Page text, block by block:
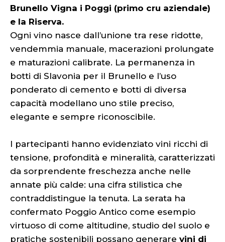
Brunello Vigna i Poggi (primo cru aziendale)
e la Riserva.
Ogni vino nasce dall’unione tra rese ridotte,
vendemmia manuale, macerazioni prolungate
e maturazioni calibrate. La permanenza in
botti di Slavonia per il Brunello e l’uso
ponderato di cemento e botti di diversa
capacità modellano uno stile preciso,
elegante e sempre riconoscibile.
I partecipanti hanno evidenziato vini ricchi di
tensione, profondità e mineralità, caratterizzati
da sorprendente freschezza anche nelle
annate più calde: una cifra stilistica che
contraddistingue la tenuta. La serata ha
confermato Poggio Antico come esempio
virtuoso di come altitudine, studio del suolo e
pratiche sostenibili possano generare vini di